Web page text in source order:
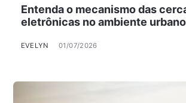
Entenda o mecanismo das
eletrônicas no ambiente urbano
EVELYN 01/07/2026